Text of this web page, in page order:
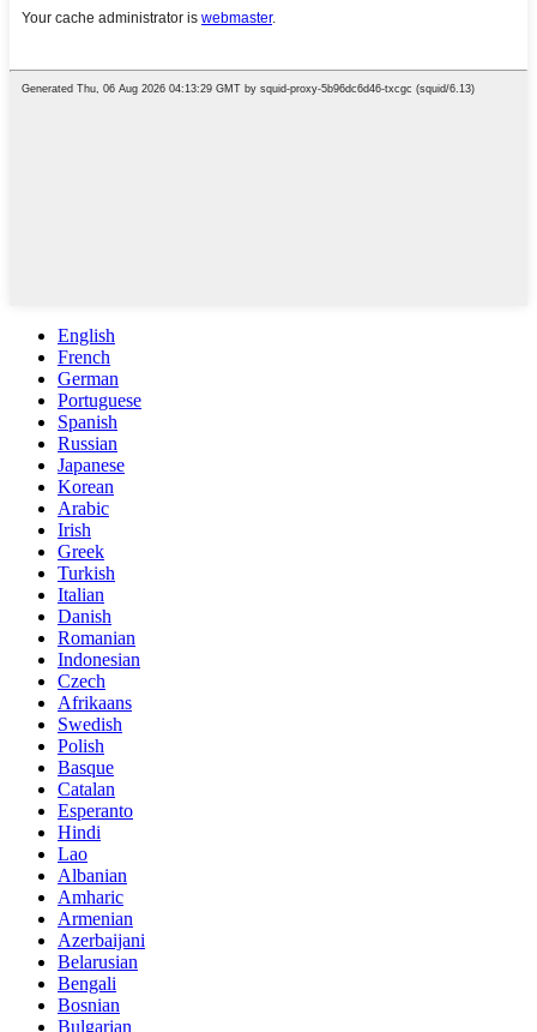
English
French
German
Portuguese
Spanish
Russian
Japanese
Korean
Arabic
Irish
Greek
Turkish
Italian
Danish
Romanian
Indonesian
Czech
Afrikaans
Swedish
Polish
Basque
Catalan
Esperanto
Hindi
Lao
Albanian
Amharic
Armenian
Azerbaijani
Belarusian
Bengali
Bosnian
Bulgarian